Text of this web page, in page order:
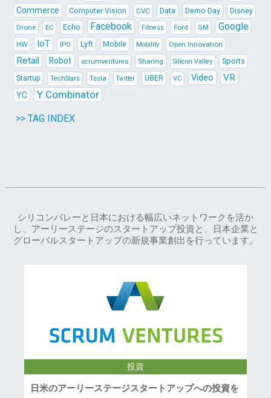
Commerce Computer Vision CVC Data Demo Day
Disney
Drone
EC Echo Facebook Fitness Ford GM Google
HW IoT IPO Lyft Mobile Mobility Open Innovation
Retail Robot scrumventures Sharing Silicon Valley Sports
Startup TechStars Tesla Twitter UBER VC Video VR
YC Y Combinator
>> TAG INDEX
シリコンバレーと日本における幅広いネットワークを活か
し、アーリーステージのスタートアップ投資と、日本企業と
グローバルスタートアップの新規事業創出を行っています。
投資
日米のアーリーステージスタートアップへの投資を